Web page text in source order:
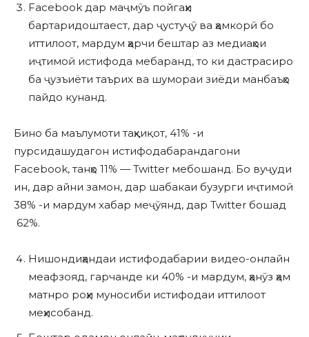
Facebook дар маҷмӯъ пойгаҳи
бартаридоштаест, дар ҷустуҷӯ ва ҳамкорӣ бо
иттилоот, мардум ҳарчи бештар аз медиаҳои
иҷтимоӣ истифода мебаранд, то ки дастрасиро
ба ҷузъиёти таърих ва шумораи зиёди манбаъҳо
пайдо кунанд.
Бино ба маълумоти таҳқиқот, 41% -и
пурсидашудагон истифодабарандагони
Facebook, танҳо 11% — Twitter мебошанд. Бо вуҷуди
ин, дар айни замон, дар шабакаи бузурги иҷтимоӣ
38% -и мардум хабар меҷӯянд, дар Twitter бошад
62%.
Нишондиҳандаи истифодабарии видео-онлайн
меафзояд, гарчанде ки 40% -и мардум, ҳанӯз ҳам
матнро роҳи муносиби истифодаи иттилоот
меҳисобанд.